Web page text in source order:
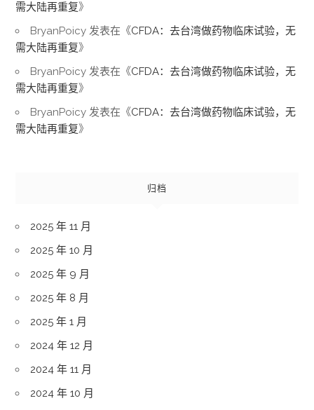
需大陆再重复》
BryanPoicy 发表在《CFDA：去台湾做药物临床试验，无
需大陆再重复》
BryanPoicy 发表在《CFDA：去台湾做药物临床试验，无
需大陆再重复》
BryanPoicy 发表在《CFDA：去台湾做药物临床试验，无
需大陆再重复》
归档
2025 年 11 月
2025 年 10 月
2025 年 9 月
2025 年 8 月
2025 年 1 月
2024 年 12 月
2024 年 11 月
2024 年 10 月